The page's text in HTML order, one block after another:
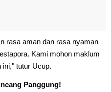
rasa aman dan rasa nyaman
Kami mohon maklum
tutur Ucup.
Panggung!